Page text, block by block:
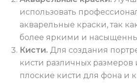
использовать
акварельные краски, так
более яркими и
Кисти. Для создания
кисти различных
плоские кисти для фона и